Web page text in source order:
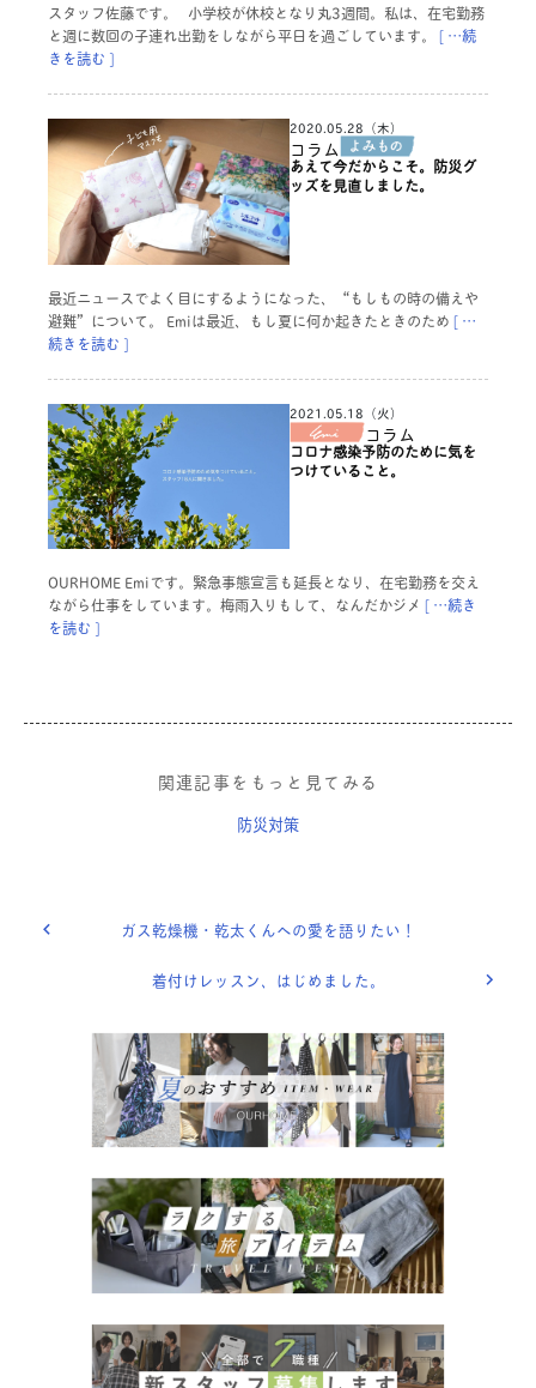
スタッフ佐藤です。 小学校が休校となり丸3週間。私は、在宅勤務
と週に数回の子連れ出勤をしながら平日を過ごしています。 [ …続
きを読む ]
2020.05.28（木）
コラム
あえて今だからこそ。防災グ
ッズを見直しました。
最近ニュースでよく目にするようになった、“もしもの時の備えや
避難”について。 Emiは最近、もし夏に何か起きたときのため [ …
続きを読む ]
2021.05.18（火）
コラム
コロナ感染予防のために気を
つけていること。
OURHOME Emiです。緊急事態宣言も延長となり、在宅勤務を交え
ながら仕事をしています。梅雨入りもして、なんだかジメ [ …続き
を読む ]
関連記事をもっと見てみる
防災対策
ガス乾燥機・乾太くんへの愛を語りたい！
着付けレッスン、はじめました。